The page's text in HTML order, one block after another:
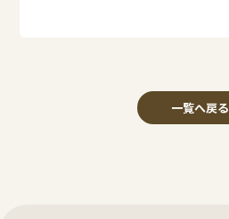
一覧へ戻る